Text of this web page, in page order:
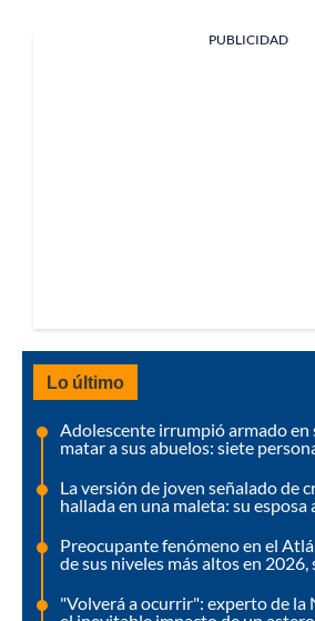
PUBLICIDAD
Lo último
Adolescente irrumpió armado en
matar a sus abuelos: siete
La versión de joven señalado de
hallada en una maleta: su
Preocupante fenómeno en el
de sus niveles más altos en 2026,
"Volverá a ocurrir": experto de la